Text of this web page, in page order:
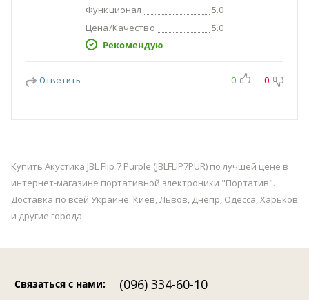
Функционал 5.0
Цена/Качество 5.0
Рекомендую
Ответить 0 0
Купить Акустика JBL Flip 7 Purple (JBLFLIP7PUR) по лучшей цене в
интернет-магазине портативной электроники "Портатив".
Доставка по всей Украине: Киев, Львов, Днепр, Одесса, Харьков
и другие города.
Связаться с нами:
(096) 334-60-10